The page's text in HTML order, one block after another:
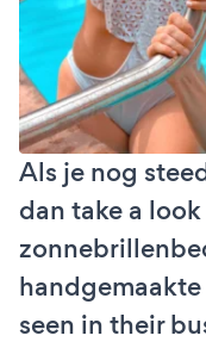
Als je nog
dan take a
seen in their